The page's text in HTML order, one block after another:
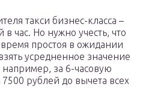
такси бизнес-класса –
в час. Но нужно учесть, что
простоя в ожидании
усредненное значение
например, за 6-часовую
рублей до вычета всех